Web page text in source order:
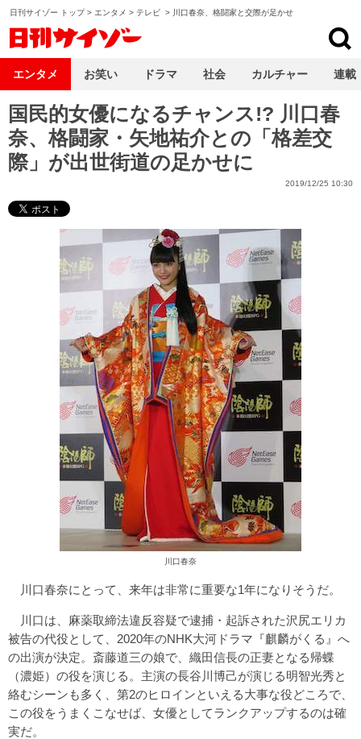
日刊サイゾー トップ> エンタメ > テレビ > 川口春奈、格闘家と交際が足かせ
国民的女優になるチャンス!? 川口春
奈、格闘家・矢地祐介との「格差交
際」が出世街道の足かせに
2019/12/25 10:30
川口春奈
川口春奈にとって、来年は非常に重要な1年になりそうだ。
川口は、麻薬取締法違反容疑で逮捕・起訴された沢尻エリカ
被告の代役として、2020年のNHK大河ドラマ『麒麟がくる』へ
の出演が決定。斎藤道三の娘で、織田信長の正妻となる帰蝶
（濃姫）の役を演じる。主演の長谷川博己が演じる明智光秀と
絡むシーンも多く、第2のヒロインといえる大事な役どころで、
この役をうまくこなせば、女優としてランクアップするのは確
実だ。
エンタメ お笑い ドラマ 社会 カルチャー 連載